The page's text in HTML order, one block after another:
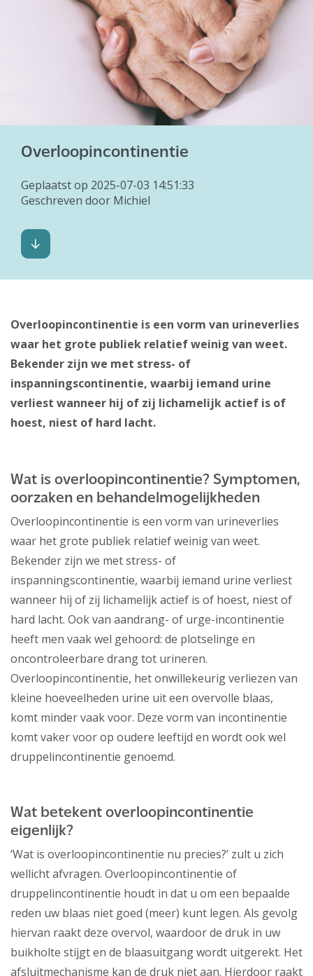
Overloopincontinentie
Geplaatst op 2025-07-03 14:51:33
Geschreven door Michiel
Overloopincontinentie is een vorm van urineverlies
waar het grote publiek relatief weinig van weet.
Bekender zijn we met stress- of
inspanningscontinentie, waarbij iemand urine
verliest wanneer hij of zij lichamelijk actief is of
hoest, niest of hard lacht.
Wat is overloopincontinentie? Symptomen,
oorzaken en behandelmogelijkheden
Overloopincontinentie is een vorm van urineverlies
waar het grote publiek relatief weinig van weet.
Bekender zijn we met stress- of
inspanningscontinentie, waarbij iemand urine verliest
wanneer hij of zij lichamelijk actief is of hoest, niest of
hard lacht. Ook van aandrang- of urge-incontinentie
heeft men vaak wel gehoord: de plotselinge en
oncontroleerbare drang tot urineren.
Overloopincontinentie, het onwillekeurig verliezen van
kleine hoeveelheden urine uit een overvolle blaas,
komt minder vaak voor. Deze vorm van incontinentie
komt vaker voor op oudere leeftijd en wordt ook wel
druppelincontinentie genoemd.
Wat betekent overloopincontinentie
eigenlijk?
‘Wat is overloopincontinentie nu precies?’ zult u zich
wellicht afvragen. Overloopincontinentie of
druppelincontinentie houdt in dat u om een bepaalde
reden uw blaas niet goed (meer) kunt legen. Als gevolg
hiervan raakt deze overvol, waardoor de druk in uw
buikholte stijgt en de blaasuitgang wordt uitgerekt. Het
afsluitmechanisme kan de druk niet aan. Hierdoor raakt